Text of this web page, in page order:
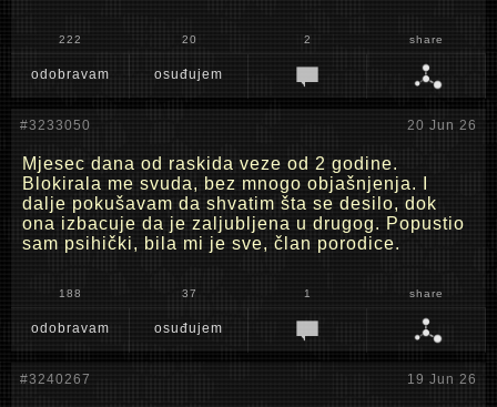
222 20 2 share
odobravam osuđujem
#3233050 20 Jun 26
Mjesec dana od raskida veze od 2 godine.
Blokirala me svuda, bez mnogo objašnjenja. I
dalje pokušavam da shvatim šta se desilo, dok
ona izbacuje da je zaljubljena u drugog. Popustio
sam psihički, bila mi je sve, član porodice.
188 37 1 share
odobravam osuđujem
#3240267 19 Jun 26